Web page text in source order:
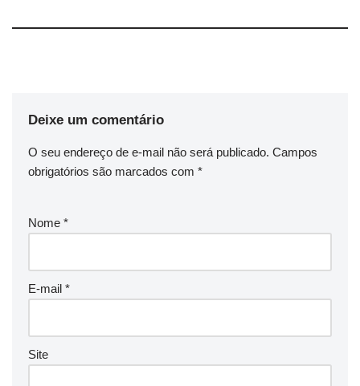
Deixe um comentário
O seu endereço de e-mail não será publicado. Campos
obrigatórios são marcados com *
Nome *
E-mail *
Site